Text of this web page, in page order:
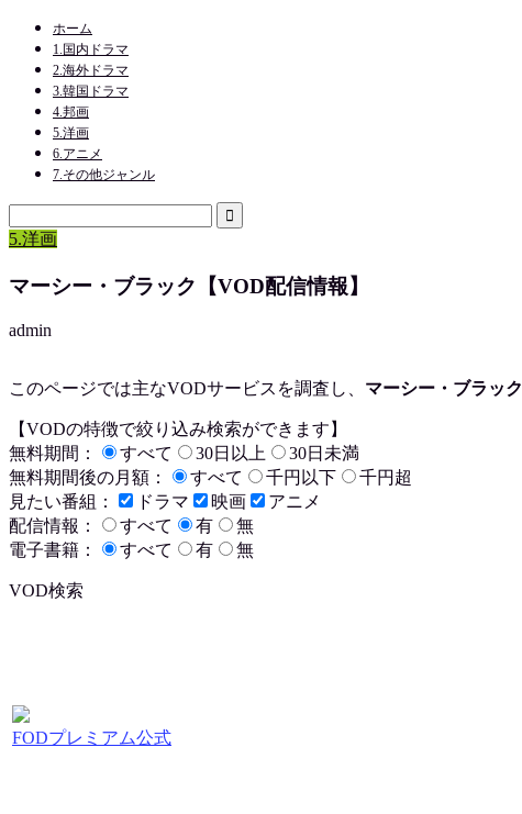
ホーム
1.国内ドラマ
2.海外ドラマ
3.韓国ドラマ
4.邦画
5.洋画
6.アニメ
7.その他ジャンル
5.洋画
マーシー・ブラック【VOD配信情報】
admin
このページでは主なVODサービスを調査し、 マーシー・ブラック
【VODの特徴で絞り込み検索ができます】
無料期間：
すべて 30日以上
30日未満
無料期間後の月額：
すべて 千円以下
千円超
見たい番組：
ドラマ 映画
アニメ
配信情報：
すべて 有
無
電子書籍：
すべて 有 無
VOD検索
FODプレミアム公式